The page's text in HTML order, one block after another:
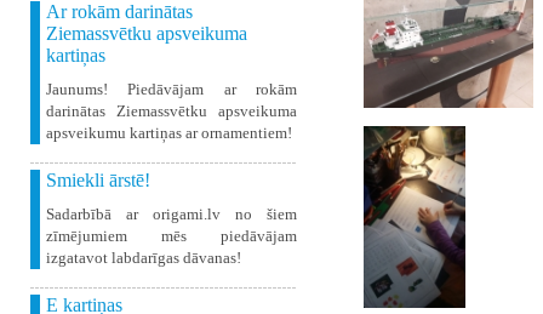
Ar rokām darinātas
Ziemassvētku apsveikuma
kartiņas
Jaunums! Piedāvājam ar rokām
darinātas Ziemassvētku apsveikuma
apsveikumu kartiņas ar ornamentiem!
Smiekli ārstē!
Sadarbībā ar origami.lv no šiem
zīmējumiem mēs piedāvājam
izgatavot labdarīgas dāvanas!
E kartiņas